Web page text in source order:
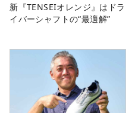
新『TENSEIオレンジ』はドラ
イバーシャフトの“最適解”